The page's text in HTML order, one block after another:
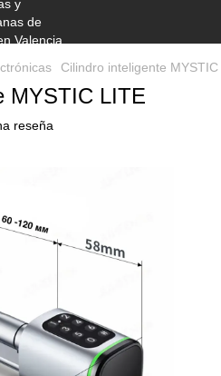
Cilindro inteligente
MYSTIC LITE
reseña